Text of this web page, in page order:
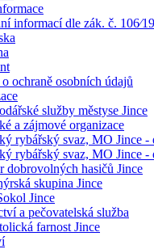
informací dle zák. č.
ochraně osobních údajů
služby městyse Jince
a zájmové organizace
rybářský svaz, MO Jince -
rybářský svaz, MO Jince -
dobrovolných hasičů Jince
skupina Jince
Jince
a pečovatelská služba
farnost Jince